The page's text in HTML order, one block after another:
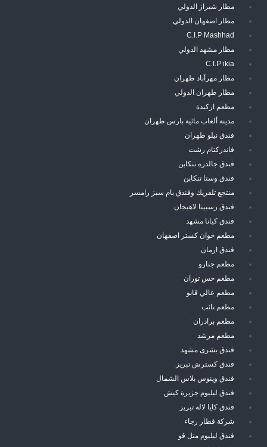
مطار شيراز الدولي
مطار اصفهان الدولي
C.I.P Mashhad
مطار مشهد الدولي
C.I.P ikia
مطار مهرآباد طهران
مطار طهران الدولي
مطعم اركيدة
مدينة ألعاب مائية بارس طهران
فندق نيلو طهران
فاندركتام رشت
فندق جالدره تنكابن
فندق وستا تنكابن
منتجع تلفريك وفندق بام سبز رامسر
فندق رسبينا لاهيجان
فندق كيانا مشهد
مطعم خوان كستر اصفهان
فندق ارمان
مطعم جنارو
مطعم حس توران
مطعم عالي قابو
مطعم نائب
مطعم برادران
مطعم مرشد
فندق بشرى مشهد
فندق كسترش تبريز
فندق وينوس بلاس الشمال
فندق ليليوم جزيرة كيش
فندق كايا لاله تبريز
شركة قطار رجاء
فندق ليليوم متل قو